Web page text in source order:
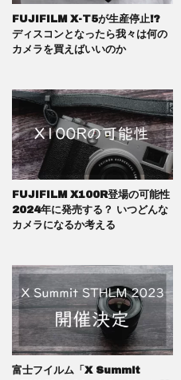
FUJIFILM X-T5が生産停止!?
ディスコンとなったら我々は何の
カメラを買えばいいのか
FUJIFILM X100R登場の可能性
2024年に発売する？ いつどんな
カメラになるか考える
富士フイルム「X Summit